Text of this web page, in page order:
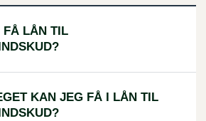
FÅ LÅN TIL
KAN JEG FÅ I LÅN TIL